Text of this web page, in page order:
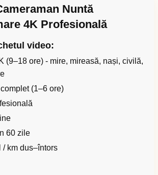
Nuntă
4K Profesională
video:
(9–18 ore) - mire, mireasă, nași, civilă,
(1–6 ore)
60 zile
/ km dus–întors